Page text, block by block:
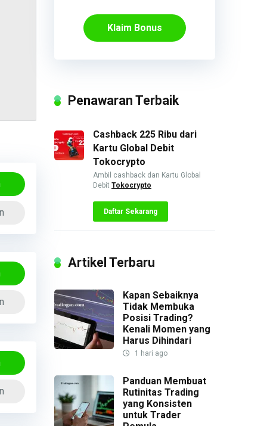
Klaim Bonus
Penawaran Terbaik
Cashback 225 Ribu dari
Kartu Global Debit
Tokocrypto
Ambil cashback dan Kartu Global
Debit Tokocrypto
Daftar Sekarang
Artikel Terbaru
Kapan Sebaiknya
Tidak Membuka
Posisi Trading?
Kenali Momen yang
Harus Dihindari
1 hari ago
Panduan Membuat
Rutinitas Trading
yang Konsisten
untuk Trader